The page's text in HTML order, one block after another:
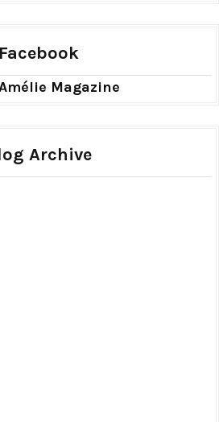
Facebook
Magazine
Archive